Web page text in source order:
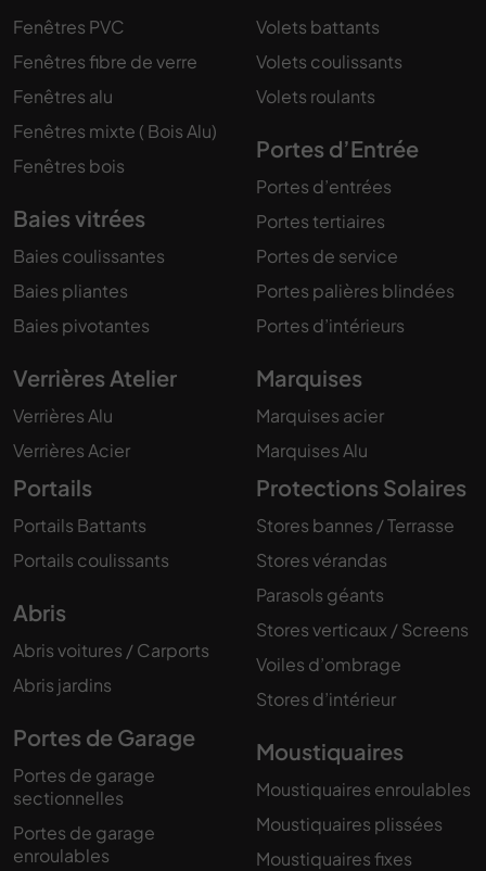
Fenêtres PVC
Fenêtres fibre de verre
Fenêtres alu
Fenêtres mixte ( Bois Alu)
Fenêtres bois
Baies vitrées
Baies coulissantes
Baies pliantes
Baies pivotantes
Verrières Atelier
Verrières Alu
Verrières Acier
Volets battants
Volets coulissants
Volets roulants
Portes d’Entrée
Portes d’entrées
Portes tertiaires
Portes de service
Portes palières blindées
Portes d’intérieurs
Marquises
Marquises acier
Marquises Alu
Portails
Portails Battants
Portails coulissants
Abris
Abris voitures / Carports
Abris jardins
Portes de Garage
Portes de garage
sectionnelles
Portes de garage
enroulables
Protections Solaires
Stores bannes / Terrasse
Stores vérandas
Parasols géants
Stores verticaux / Screens
Voiles d’ombrage
Stores d’intérieur
Moustiquaires
Moustiquaires enroulables
Moustiquaires plissées
Moustiquaires fixes